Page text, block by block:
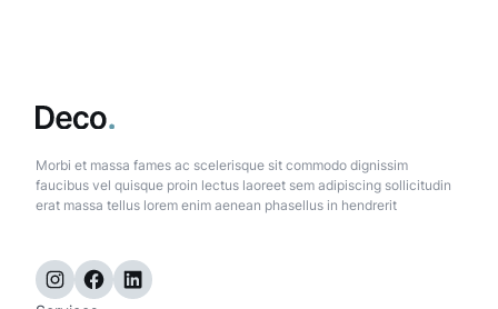
Morbi et massa fames ac scelerisque sit commodo dignissim
faucibus vel quisque proin lectus laoreet sem adipiscing sollicitudin
erat massa tellus lorem enim aenean phasellus in hendrerit
Instagram Facebook LinkedIn